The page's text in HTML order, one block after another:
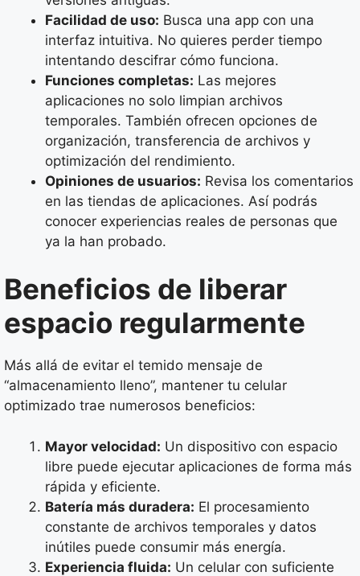
Facilidad de uso: Busca una app con una
interfaz intuitiva. No quieres perder tiempo
intentando descifrar cómo funciona.
Funciones completas: Las mejores
aplicaciones no solo limpian archivos
temporales. También ofrecen opciones de
organización, transferencia de archivos y
optimización del rendimiento.
Opiniones de usuarios: Revisa los comentarios
en las tiendas de aplicaciones. Así podrás
conocer experiencias reales de personas que
ya la han probado.
Beneficios de liberar
espacio regularmente
Más allá de evitar el temido mensaje de
“almacenamiento lleno”, mantener tu celular
optimizado trae numerosos beneficios:
Mayor velocidad: Un dispositivo con espacio
libre puede ejecutar aplicaciones de forma más
rápida y eficiente.
Batería más duradera: El procesamiento
constante de archivos temporales y datos
inútiles puede consumir más energía.
Experiencia fluida: Un celular con suficiente